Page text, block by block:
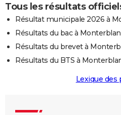
Tous les résultats
Résultat municipale 2026 à
Résultats du bac à
Résultats du brevet à
Résultats du BTS à
Lexique des